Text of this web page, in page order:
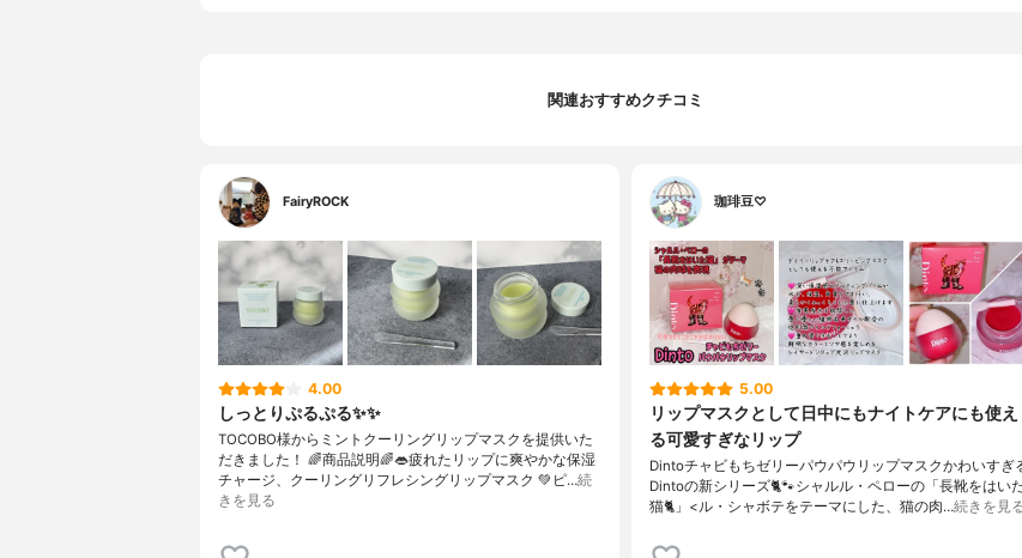
関連おすすめクチコミ
FairyROCK
4.00
しっとりぷるぷる✨✨
TOCOBO様からミントクーリングリップマスクを提供いた
だきました！ 🌈商品説明🌈👄疲れたリップに爽やかな保湿
チャージ、クーリングリフレシングリップマスク 💚ピ…続
きを見る
珈琲豆♡
5.00
リップマスクとして日中にもナイトケアにも使え
る可愛すぎなリップ
Dintoチャビもちゼリーパウパウリップマスクかわいすぎ
Dintoの新シリーズ🐈️🐾シャルル・ペローの「長靴をはい
猫🐈」<ル・シャボテをテーマにした、猫の肉…続きを見